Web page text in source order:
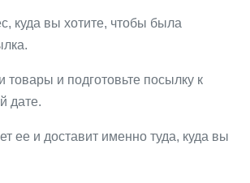
куда вы хотите, чтобы была
товары и подготовьте посылку к
дате.
ее и доставит именно туда, куда вы